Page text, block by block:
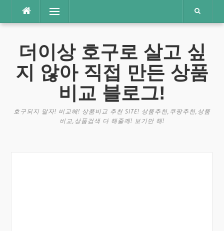
츠
메뉴
더이상 호구로 살고 싶
지 않아 직접 만든 상품
비교 블로그!
호구되지 말자! 비교해! 상품비교 추천 SITE! 상품추천,쿠팡추천,상품
비교,상품검색 다 해줄께! 보기만 해!